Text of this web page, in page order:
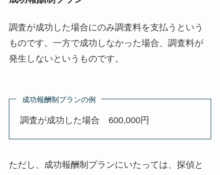
調査が成功した場合にのみ調査料を支払うという
ものです。一方で成功しなかった場合、調査料が
発生しないというものです。
成功報酬制プランの例
調査が成功した場合 600,000円
ただし、成功報酬制プランにいたっては、探偵と